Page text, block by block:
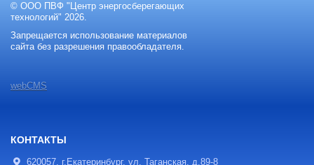
© ООО ПВФ "Центр энергосберегающих
технологий" 2026.
Запрещается использование материалов
сайта без разрешения правообладателя.
webCMS
КОНТАКТЫ
620057, г.Екатеринбург, ул. Таганская, д.89-8